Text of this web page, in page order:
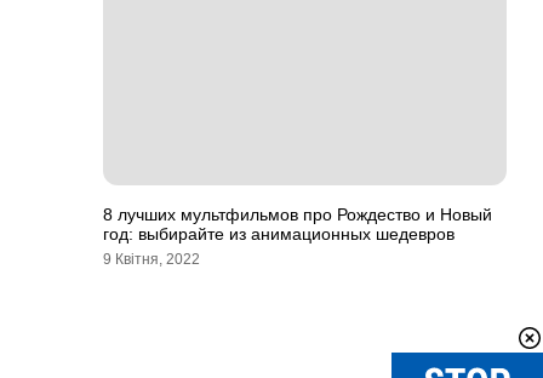
8 лучших мультфильмов про Рождество и Новый
год: выбирайте из анимационных шедевров
9 Квітня, 2022